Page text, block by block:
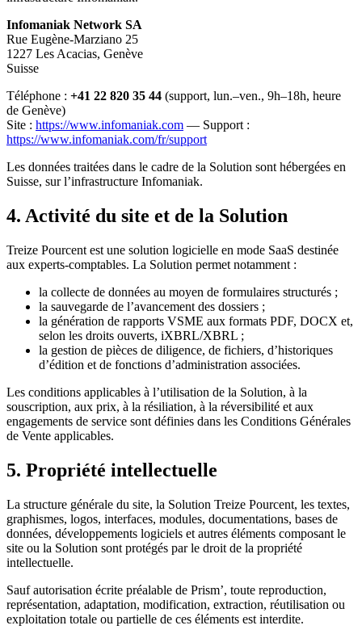
Infomaniak Network SA
Rue Eugène-Marziano 25
1227 Les Acacias, Genève
Suisse
Téléphone : +41 22 820 35 44 (support, lun.–ven., 9h–18h, heure
de Genève)
Site : https://www.infomaniak.com — Support :
https://www.infomaniak.com/fr/support
Les données traitées dans le cadre de la Solution sont hébergées en
Suisse, sur l’infrastructure Infomaniak.
4. Activité du site et de la Solution
Treize Pourcent est une solution logicielle en mode SaaS destinée
aux experts-comptables. La Solution permet notamment :
la collecte de données au moyen de formulaires structurés ;
la sauvegarde de l’avancement des dossiers ;
la génération de rapports VSME aux formats PDF, DOCX et,
selon les droits ouverts, iXBRL/XBRL ;
la gestion de pièces de diligence, de fichiers, d’historiques
d’édition et de fonctions d’administration associées.
Les conditions applicables à l’utilisation de la Solution, à la
souscription, aux prix, à la résiliation, à la réversibilité et aux
engagements de service sont définies dans les Conditions Générales
de Vente applicables.
5. Propriété intellectuelle
La structure générale du site, la Solution Treize Pourcent, les textes,
graphismes, logos, interfaces, modules, documentations, bases de
données, développements logiciels et autres éléments composant le
site ou la Solution sont protégés par le droit de la propriété
intellectuelle.
Sauf autorisation écrite préalable de Prism’, toute reproduction,
représentation, adaptation, modification, extraction, réutilisation ou
exploitation totale ou partielle de ces éléments est interdite.